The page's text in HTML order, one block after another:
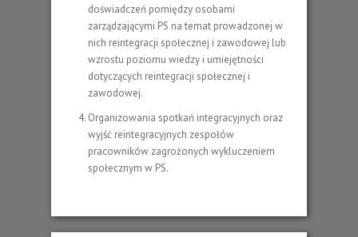
doświadczeń pomiędzy osobami
zarządzającymi PS na temat prowadzonej w
nich reintegracji społecznej i zawodowej lub
wzrostu poziomu wiedzy i umiejętności
dotyczących reintegracji społecznej i
zawodowej.
Organizowania spotkań integracyjnych oraz
wyjść reintegracyjnych zespołów
pracowników zagrożonych wykluczeniem
społecznym w PS.